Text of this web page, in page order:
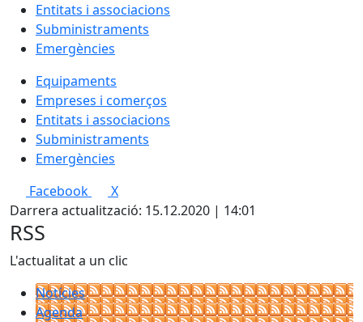
Entitats i associacions
Subministraments
Emergències
Equipaments
Empreses i comerços
Entitats i associacions
Subministraments
Emergències
Facebook
X
Darrera actualització: 15.12.2020 | 14:01
RSS
L'actualitat a un clic
Notícies
Agenda